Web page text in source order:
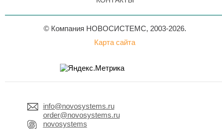
© Компания НОВОСИСТЕМС, 2003-2026.
Карта сайта
info@novosystems.ru
order@novosystems.ru
novosystems